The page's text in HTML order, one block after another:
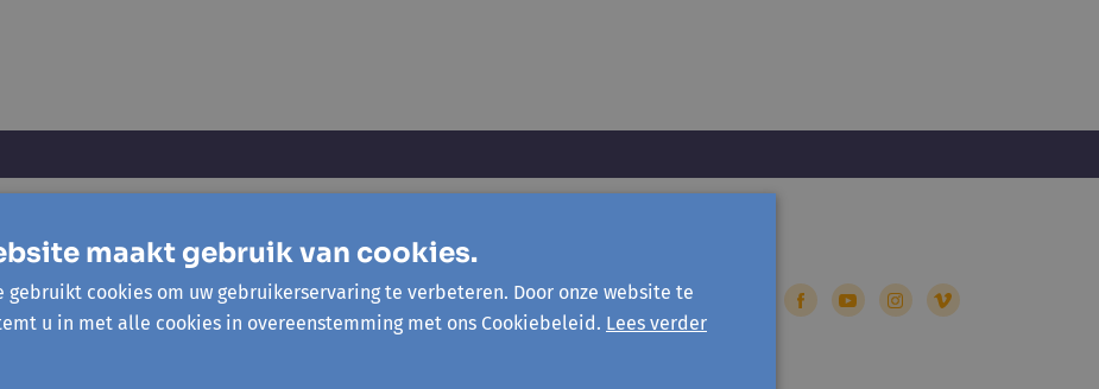
Openingsuren onthaal
Maandag tot en met vrijdag van 9u30 tot 12u30
maakt gebruik van cookies.
gebruikt cookies om uw gebruikerservaring te verbeteren. Door onze website te
u in met alle cookies in overeenstemming met ons Cookiebeleid. Lees verder